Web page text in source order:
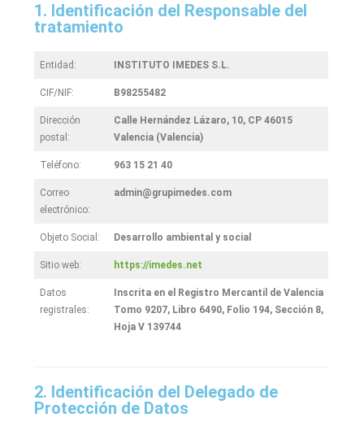
1. Identificación del Responsable del
tratamiento
Entidad: INSTITUTO IMEDES S.L.
CIF/NIF: B98255482
Dirección
postal:
Calle Hernández Lázaro, 10, CP 46015
Valencia (Valencia)
Teléfono: 963 15 21 40
Correo
electrónico:
admin@grupimedes.com
Objeto Social: Desarrollo ambiental y social
Sitio web: https://imedes.net
Datos
registrales:
Inscrita en el Registro Mercantil de Valencia
Tomo 9207, Libro 6490, Folio 194, Sección 8,
Hoja V 139744
2. Identificación del Delegado de
Protección de Datos